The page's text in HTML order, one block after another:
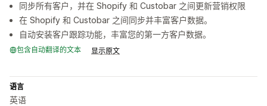
同步所有客户，并在 Shopify 和 Custobar 之间更新营销权限
在 Shopify 和 Custobar 之间同步并丰富客户数据。
自动安装客户跟踪功能，丰富您的第一方客户数据。
包含自动翻译的文本 显示原文
语言
英语